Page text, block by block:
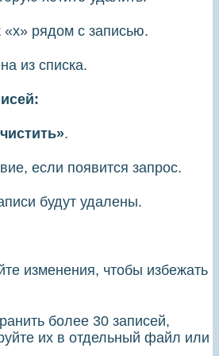
рядом с записью.
из списка.
.
если появится запрос.
будут удалены.
изменения, чтобы избежать
более 30 записей,
их в отдельный файл или